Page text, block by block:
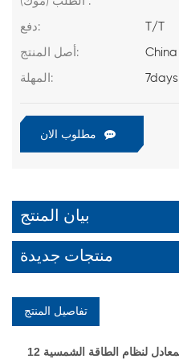
دفع: T/T
أصل المنتج: China
المهلة: 7days
مطلوب الان
بيان المنتج
منتجات جديدة
تفاصيل المنتج
12 فولت بطارية الرصاص الحمضية المعادل لنظام الطاقة الشمسية